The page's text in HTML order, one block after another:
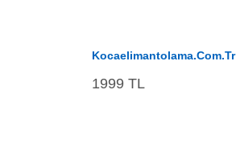
Kocaelimantolama.com.tr
1999 TL